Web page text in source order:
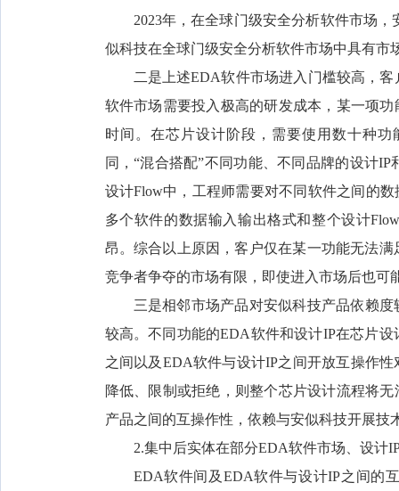
2023年，在全球门级安全分析软件市场
似科技在全球门级安全分析软件市场中具有市
二是上述EDA软件市场进入门槛较高，
软件市场需要投入极高的研发成本，某一项
时间。在芯片设计阶段，需要使用数十种
同，“混合搭配”不同功能、不同品牌的设计
设计Flow中，工程师需要对不同软件之间的
多个软件的数据输入输出格式和整个设计
昂。综合以上原因，客户仅在某一功能无法
竞争者争夺的市场有限，即使进入市场后也可
三是相邻市场产品对安似科技产品依赖
较高。不同功能的EDA软件和设计IP在芯片
之间以及EDA软件与设计IP之间开放互操作
降低、限制或拒绝，则整个芯片设计流程将
产品之间的互操作性，依赖与安似科技开展技
2.集中后实体在部分EDA软件市场、设计
EDA软件间及EDA软件与设计IP之间的